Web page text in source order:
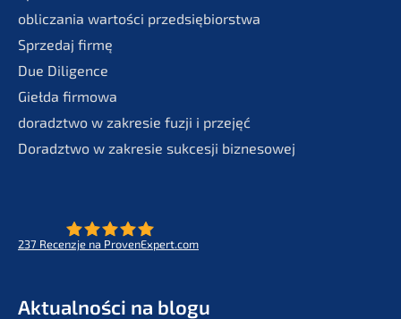
oblic­za­nia wartości przedsiębiorstwa
Sprze­daj firmę
Due Diligence
Giełda firmo­wa
doradzt­wo w zakre­sie fuzji i przejęć
Doradzt­wo w zakre­sie sukces­ji biznesowej
237 Recenz­je na ProvenExpert.com
Aktual­ności na blogu